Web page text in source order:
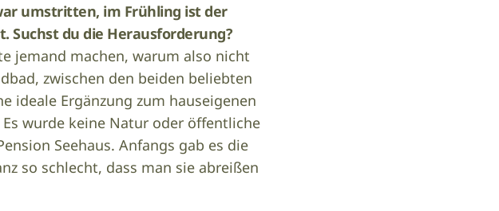
umstritten, im Frühling ist der
Suchst du die Herausforderung?
jemand machen, warum also nicht
zwischen den beiden beliebten
ideale Ergänzung zum hauseigenen
wurde keine Natur oder öffentliche
Seehaus. Anfangs gab es die
so schlecht, dass man sie abreißen